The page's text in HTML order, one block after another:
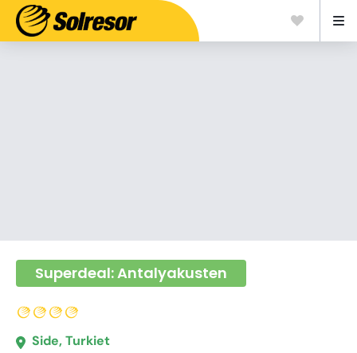
Superdeal: Antalyakusten
Side, Turkiet